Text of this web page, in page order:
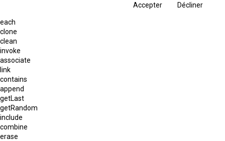
Accepter Décliner
each
clone
clean
invoke
associate
link
contains
append
getLast
getRandom
include
combine
erase